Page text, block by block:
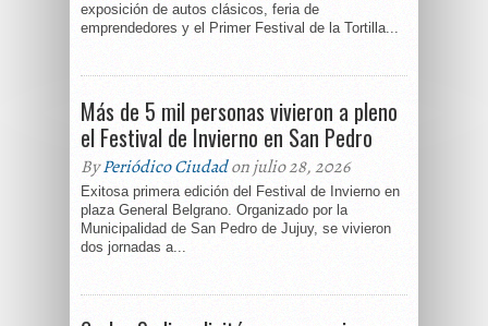
exposición de autos clásicos, feria de
emprendedores y el Primer Festival de la Tortilla...
Más de 5 mil personas vivieron a pleno
el Festival de Invierno en San Pedro
ByPeriódico Ciudadon julio 28, 2026
Exitosa primera edición del Festival de Invierno en
plaza General Belgrano. Organizado por la
Municipalidad de San Pedro de Jujuy, se vivieron
dos jornadas a...